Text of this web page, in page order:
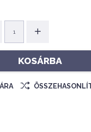
KOSÁRBA